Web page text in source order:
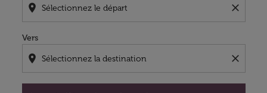
location_on close
Vers
location_on close